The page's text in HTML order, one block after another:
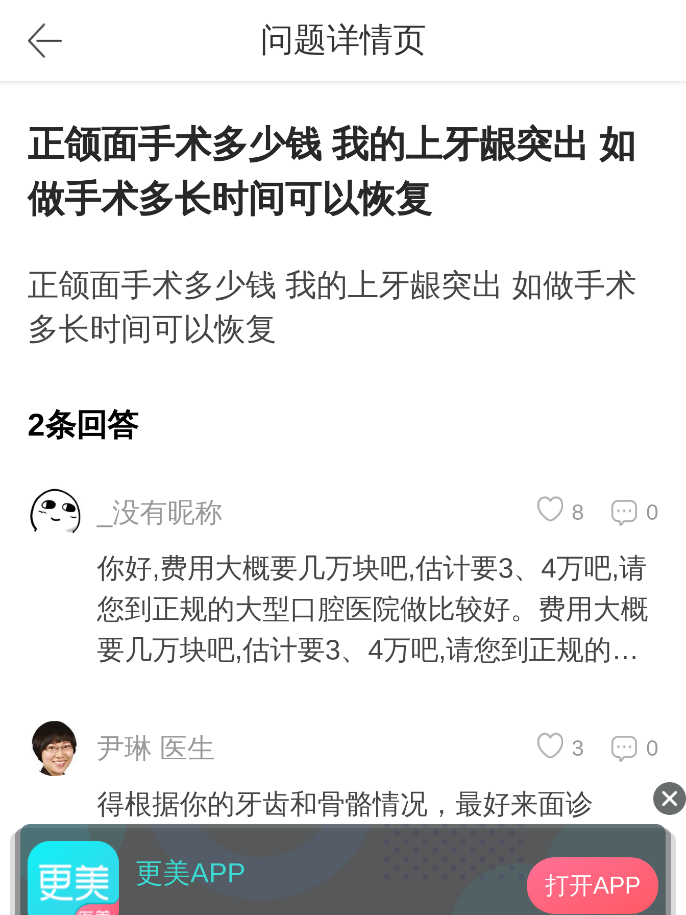
问题详情页
正颌面手术多少钱 我的上牙龈突出 如
做手术多长时间可以恢复
正颌面手术多少钱 我的上牙龈突出 如做手术
多长时间可以恢复
2条回答
_没有昵称 0
8
你好,费用大概要几万块吧,估计要3、4万吧,请
您到正规的大型口腔医院做比较好。费用大概
要几万块吧,估计要3、4万吧,请您到正规的大
尹琳 医生
0
3
得根据你的牙齿和骨骼情况，最好来面诊
更美APP 打开APP